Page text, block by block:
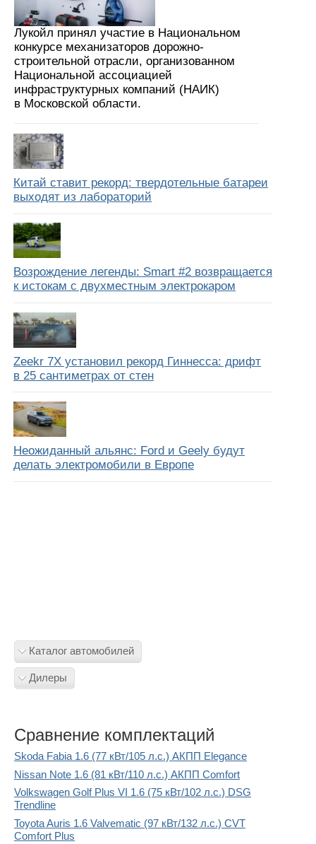
Лукойл принял участие в Национальном
конкурсе механизаторов дорожно-
строительной отрасли, организованном
Национальной ассоциацией
инфраструктурных компаний (НАИК)
в Московской области.
Китай ставит рекорд: твердотельные батареи
выходят из лабораторий
Возрождение легенды: Smart #2 возвращается
к истокам с двухместным электрокаром
Zeekr 7X установил рекорд Гиннесса: дрифт
в 25 сантиметрах от стен
Неожиданный альянс: Ford и Geely будут
делать электромобили в Европе
Каталог автомобилей
Дилеры
Сравнение комплектаций
Skoda Fabia 1.6 (77 кВт/105 л.с.) АКПП Elegance
Nissan Note 1.6 (81 кВт/110 л.с.) АКПП Comfort
Volkswagen Golf Plus VI 1.6 (75 кВт/102 л.с.) DSG
Trendline
Toyota Auris 1.6 Valvematic (97 кВт/132 л.с.) CVT
Comfort Plus